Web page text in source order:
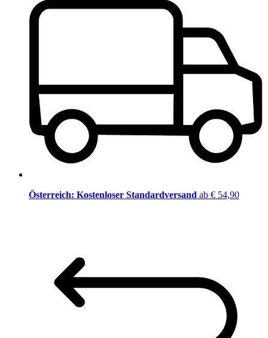
Österreich: Kostenloser Standardversand ab € 54,90